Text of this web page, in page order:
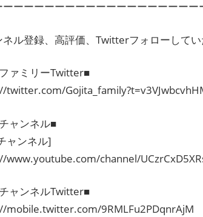
ーーーーーーーーーーーーーーーーーー
ル登録、高評価、Twitterフォローして
ァミリーTwitter■
ャンネル■
ャンネル]
channel/
ャンネルTwitter■
9RMLFu2PDqnrAjM